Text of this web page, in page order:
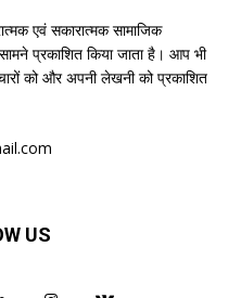
एवं सकारात्मक सामाजिक
प्रकाशित किया जाता है। आप भी
को और अपनी लेखनी को प्रकाशित
US